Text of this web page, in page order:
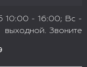
10:00 - 16:00; Вс -
выходной. Звоните